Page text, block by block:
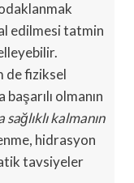
edilmesi tatmin
de fiziksel
olmanın
sağlıklı kalmanın
hidrasyon
tavsiyeler